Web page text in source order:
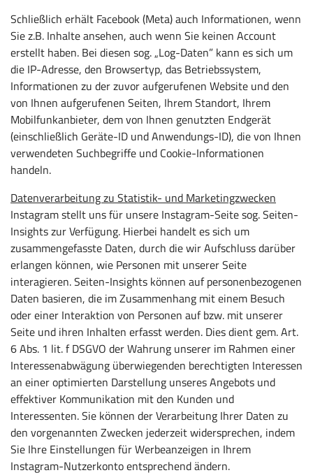
Schließlich erhält Facebook (Meta) auch Informationen, wenn
Sie z.B. Inhalte ansehen, auch wenn Sie keinen Account
erstellt haben. Bei diesen sog. „Log-Daten” kann es sich um
die IP-Adresse, den Browsertyp, das Betriebssystem,
Informationen zu der zuvor aufgerufenen Website und den
von Ihnen aufgerufenen Seiten, Ihrem Standort, Ihrem
Mobilfunkanbieter, dem von Ihnen genutzten Endgerät
(einschließlich Geräte-ID und Anwendungs-ID), die von Ihnen
verwendeten Suchbegriffe und Cookie-Informationen
handeln.
Datenverarbeitung zu Statistik- und Marketingzwecken
Instagram stellt uns für unsere Instagram-Seite sog. Seiten-
Insights zur Verfügung. Hierbei handelt es sich um
zusammengefasste Daten, durch die wir Aufschluss darüber
erlangen können, wie Personen mit unserer Seite
interagieren. Seiten-Insights können auf personenbezogenen
Daten basieren, die im Zusammenhang mit einem Besuch
oder einer Interaktion von Personen auf bzw. mit unserer
Seite und ihren Inhalten erfasst werden. Dies dient gem. Art.
6 Abs. 1 lit. f DSGVO der Wahrung unserer im Rahmen einer
Interessenabwägung überwiegenden berechtigten Interessen
an einer optimierten Darstellung unseres Angebots und
effektiver Kommunikation mit den Kunden und
Interessenten. Sie können der Verarbeitung Ihrer Daten zu
den vorgenannten Zwecken jederzeit widersprechen, indem
Sie Ihre Einstellungen für Werbeanzeigen in Ihrem
Instagram-Nutzerkonto entsprechend ändern.